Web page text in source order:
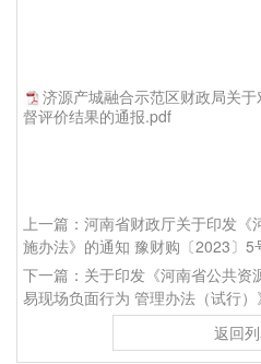
济源产城融合示范区财政局关
督评价结果的通报.pdf
上一篇：河南省财政厅关于印发《
施办法》的通知 豫财购〔2023〕5
下一篇：关于印发《河南省公共资
易现场负面行为 管理办法（试行）
返回